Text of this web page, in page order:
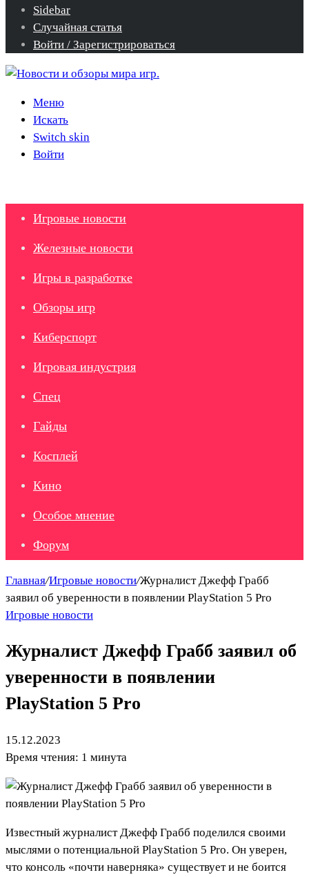
Sidebar
Случайная статья
Войти / Зарегистрироваться
Меню
Искать
Switch skin
Войти
Игровые новости
Железные новости
Игры в разработке
Обзоры игр
Киберспорт
Игровая индустрия
Спец
Гайды
Косплей
Кино
Особое мнение
Форум
Главная/Игровые новости/Журналист Джефф Грабб
заявил об уверенности в появлении PlayStation 5 Pro
Игровые новости
Журналист Джефф Грабб заявил об
уверенности в появлении
PlayStation 5 Pro
15.12.2023
Время чтения: 1 минута
Известный журналист Джефф Грабб поделился своими
мыслями о потенциальной PlayStation 5 Pro. Он уверен,
что консоль «почти наверняка» существует и не боится